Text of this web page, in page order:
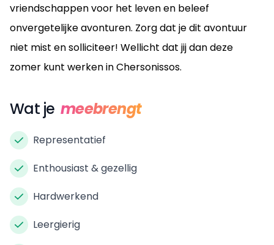
vriendschappen voor het leven en beleef
onvergetelijke avonturen. Zorg dat je dit avontuur
niet mist en solliciteer! Wellicht dat jij dan deze
zomer kunt werken in Chersonissos.
Wat je meebrengt
Representatief
Enthousiast & gezellig
Hardwerkend
Leergierig